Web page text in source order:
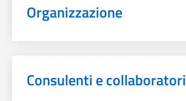
Organizzazione
Consulenti e collaboratori